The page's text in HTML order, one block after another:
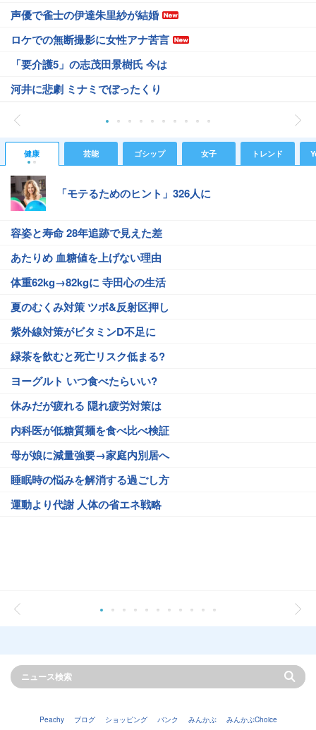
声優で雀士の伊達朱里紗が結婚
ロケでの無断撮影に女性アナ苦言
「要介護5」の志茂田景樹氏 今は
河井に悲劇 ミナミでぼったくり
健康 芸能 ゴシップ 女子 トレンド
「モテるためのヒント」326人に
容姿と寿命 28年追跡で見えた差
あたりめ 血糖値を上げない理由
体重62kg→82kgに 寺田心の生活
夏のむくみ対策 ツボ&反射区押し
紫外線対策がビタミンD不足に
緑茶を飲むと死亡リスク低まる?
ヨーグルト いつ食べたらいい?
休みだが疲れる 隠れ疲労対策は
内科医が低糖質麺を食べ比べ検証
母が娘に減量強要→家庭内別居へ
睡眠時の悩みを解消する過ごし方
運動より代謝 人体の省エネ戦略
Peachy ブログ ショッピング バンク みんかぶ みんかぶChoice